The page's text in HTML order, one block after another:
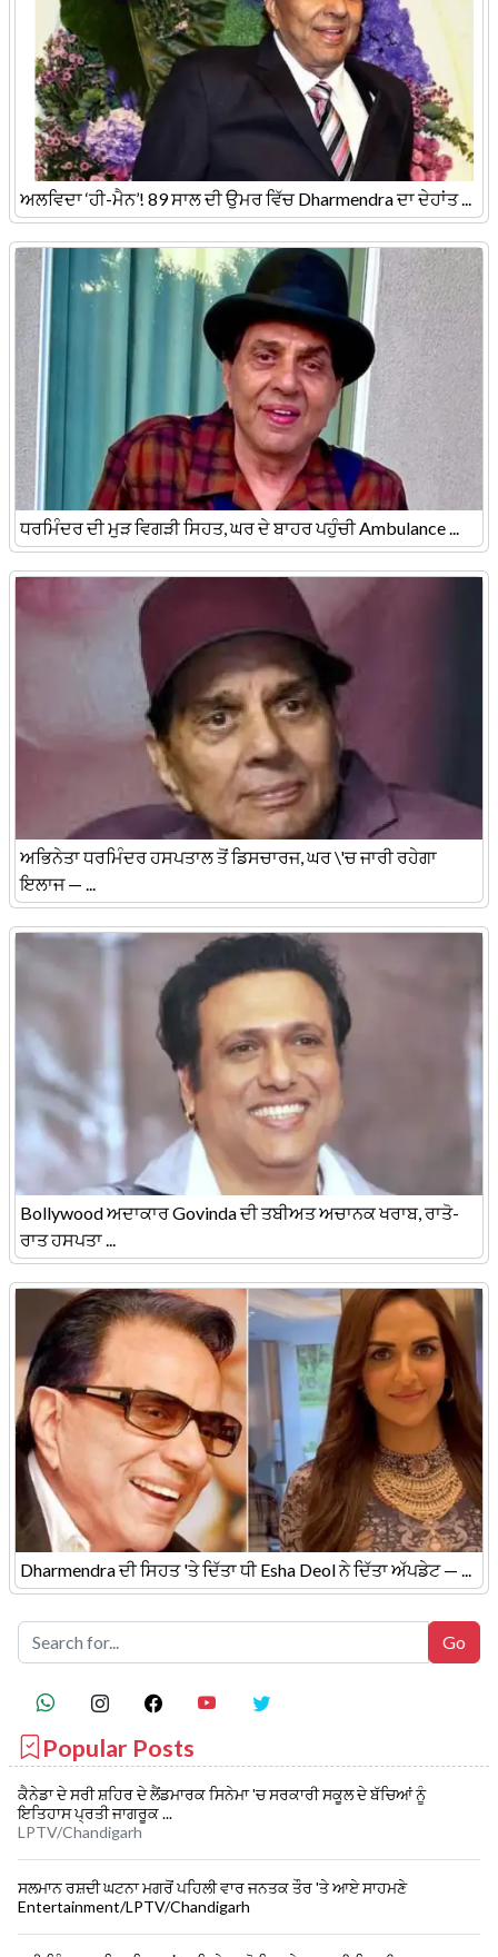
ਅਲਵਿਦਾ ‘ਹੀ-ਮੈਨ’! 89 ਸਾਲ ਦੀ ਉਮਰ ਵਿੱਚ Dharmendra ਦਾ ਦੇਹਾਂਤ ...
ਧਰਮਿੰਦਰ ਦੀ ਮੁੜ ਵਿਗੜੀ ਸਿਹਤ, ਘਰ ਦੇ ਬਾਹਰ ਪਹੁੰਚੀ Ambulance ...
ਅਭਿਨੇਤਾ ਧਰਮਿੰਦਰ ਹਸਪਤਾਲ ਤੋਂ ਡਿਸਚਾਰਜ, ਘਰ \'ਚ ਜਾਰੀ ਰਹੇਗਾ
ਇਲਾਜ — ...
Bollywood ਅਦਾਕਾਰ Govinda ਦੀ ਤਬੀਅਤ ਅਚਾਨਕ ਖਰਾਬ, ਰਾਤੋ-
ਰਾਤ ਹਸਪਤਾ ...
Dharmendra ਦੀ ਸਿਹਤ 'ਤੇ ਦਿੱਤਾ ਧੀ Esha Deol ਨੇ ਦਿੱਤਾ ਅੱਪਡੇਟ — ...
Popular Posts
ਕੈਨੇਡਾ ਦੇ ਸਰੀ ਸ਼ਹਿਰ ਦੇ ਲੈਂਡਮਾਰਕ ਸਿਨੇਮਾ 'ਚ ਸਰਕਾਰੀ ਸਕੂਲ ਦੇ ਬੱਚਿਆਂ ਨੂੰ
ਇਤਿਹਾਸ ਪ੍ਰਤੀ ਜਾਗਰੂਕ ...
LPTV/Chandigarh
ਸਲਮਾਨ ਰਸ਼ਦੀ ਘਟਨਾ ਮਗਰੋਂ ਪਹਿਲੀ ਵਾਰ ਜਨਤਕ ਤੌਰ 'ਤੇ ਆਏ ਸਾਹਮਣੇ
Entertainment/LPTV/Chandigarh